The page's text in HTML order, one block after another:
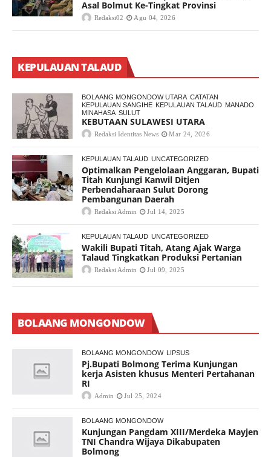
Asal Bolmut Ke-Tingkat Provinsi
Redaksi02 Agu 04, 2026
KEPULAUAN TALAUD
BOLAANG MONGONDOW UTARA CATATAN
KEPULAUAN SANGIHE KEPULAUAN TALAUD MANADO
MINAHASA SULUT
KEBUTAAN SULAWESI UTARA
Redaksi Identitas News Mar 24, 2026
KEPULAUAN TALAUD UNCATEGORIZED
Optimalkan Pengelolaan Anggaran, Bupati
Titah Kunjungi Kanwil Ditjen
Perbendaharaan Sulut Dorong
Pembangunan Daerah
Redaksi Admin Jul 14, 2025
KEPULAUAN TALAUD UNCATEGORIZED
Wakili Bupati Titah, Atang Ajak Warga
Talaud Tingkatkan Produksi Pertanian
Redaksi Admin Jul 09, 2025
BOLAANG MONGONDOW
BOLAANG MONGONDOW LIPSUS
Pj.Bupati Bolmong Terima Kunjungan
kerja Asisten khusus Menteri Pertahanan
RI
Admin Jul 25, 2024
BOLAANG MONGONDOW
Kunjungan Pangdam XIII/Merdeka Mayjen
TNI Chandra Wijaya Dikabupaten
Bolmong